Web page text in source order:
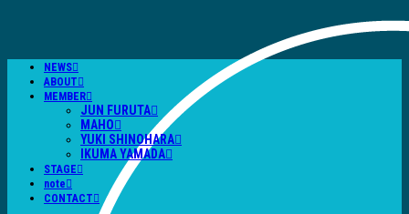
NEWS
ABOUT
MEMBER
JUN FURUTA
MAHO
YUKI SHINOHARA
IKUMA YAMADA
STAGE
note
CONTACT